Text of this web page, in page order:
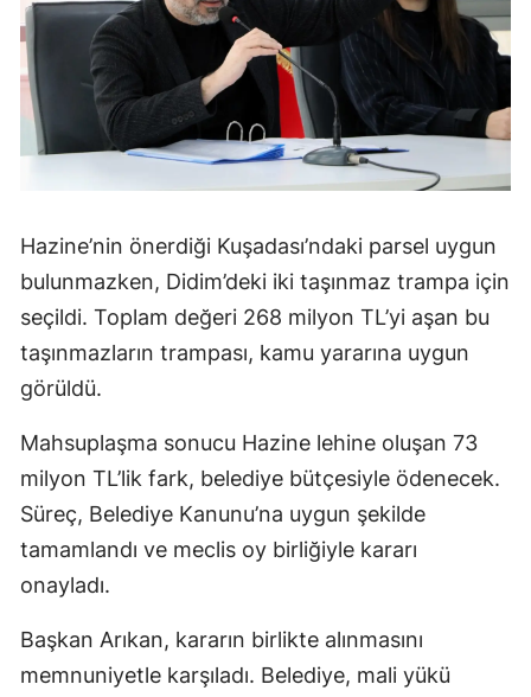
Hazine’nin önerdiği Kuşadası’ndaki parsel uygun
bulunmazken, Didim’deki iki taşınmaz trampa için
seçildi. Toplam değeri 268 milyon TL’yi aşan bu
taşınmazların trampası, kamu yararına uygun
görüldü.
Mahsuplaşma sonucu Hazine lehine oluşan 73
milyon TL’lik fark, belediye bütçesiyle ödenecek.
Süreç, Belediye Kanunu’na uygun şekilde
tamamlandı ve meclis oy birliğiyle kararı
onayladı.
Başkan Arıkan, kararın birlikte alınmasını
memnuniyetle karşıladı. Belediye, mali yükü